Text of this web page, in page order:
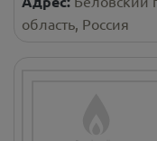
область, Россия